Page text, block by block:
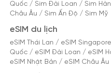
Quốc / Sim Đài Loan / Sim
Châu Âu / Sim Ấn Độ / Sim Mỹ
eSIM du lịch
eSIM Thái Lan / eSIM Singapore
Quốc / eSIM Đài Loan / eSIM
eSIM Nhật Bản / eSIM Châu Âu